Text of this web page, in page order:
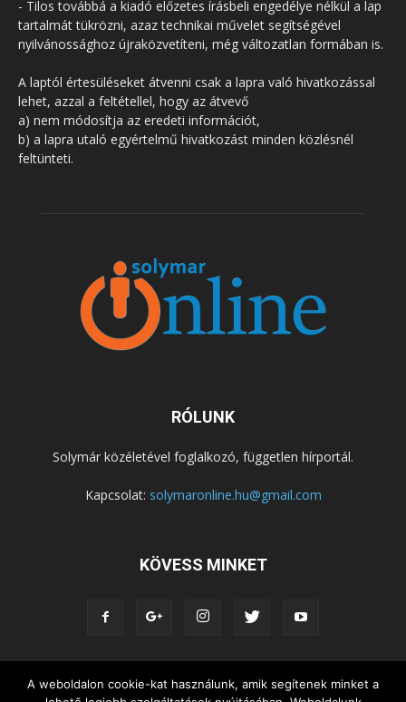
- Tilos továbbá a kiadó előzetes írásbeli engedélye nélkül a lap
tartalmát tükrözni, azaz technikai művelet segítségével
nyilvánossághoz újraközvetíteni, még változatlan formában is.
A laptól értesüléseket átvenni csak a lapra való hivatkozással
lehet, azzal a feltétellel, hogy az átvevő
a) nem módosítja az eredeti információt,
b) a lapra utaló egyértelmű hivatkozást minden közlésnél
feltünteti.
RÓLUNK
Solymár közéletével foglalkozó, független hírportál.
Kapcsolat: solymaronline.hu@gmail.com
KÖVESS MINKET
KÖZÉLET KÖZÖSSÉGEK
SZABADIDŐ
A weboldalon cookie-kat használunk, amik segítenek minket a